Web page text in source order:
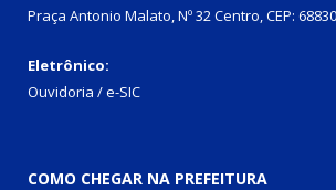
Praça Antonio Malato, Nº 32 Centro, CEP:
Eletrônico:
Ouvidoria / e-SIC
COMO CHEGAR NA PREFEITURA